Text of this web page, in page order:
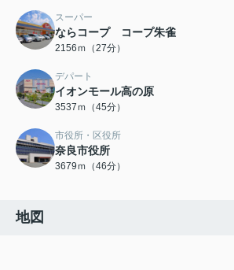
スーパー
ならコープ コープ朱雀
2156ｍ（27分）
デパート
イオンモール高の原
3537ｍ（45分）
市役所・区役所
奈良市役所
3679ｍ（46分）
地図